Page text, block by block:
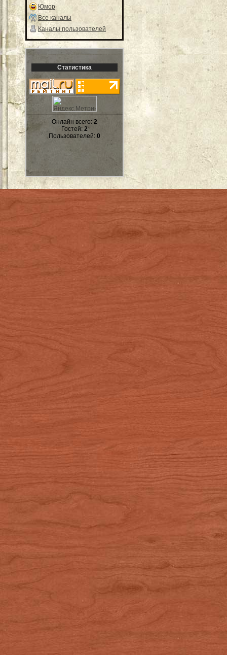
Юмор
Все каналы
Каналы пользователей
Статистика
Онлайн всего: 2
Гостей: 2
Пользователей: 0